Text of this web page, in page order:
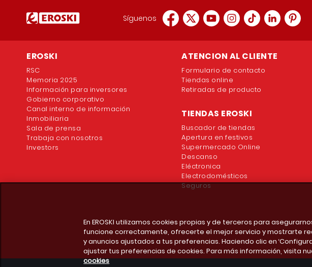
Síguenos
EROSKI
RSC
Memoria 2025
Información para inversores
Gobierno corporativo
Canal interno de información
Inmobiliaria
Sala de prensa
Trabaja con nosotros
Investors
ATENCION AL CLIENTE
Formulario de contacto
Tiendas online
Retiradas de producto
TIENDAS EROSKI
Buscador de tiendas
Apertura en festivos
Supermercado Online
Descanso
Eléctronica
Electrodomésticos
Seguros
En EROSKI utilizamos cookies propias y de terceros para
funcione correctamente, ofrecerte el mejor servicio y mostrarte
y anuncios ajustados a tus preferencias. Haciendo clic en
ajustar tus preferencias de cookies. Para más información, visita
cookies